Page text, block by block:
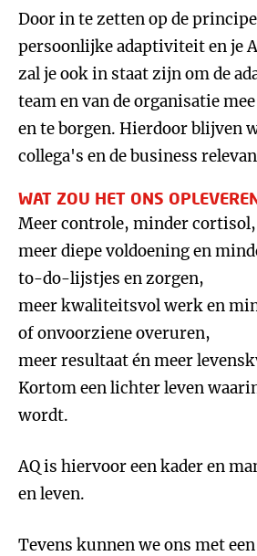
Door in te zetten op de
persoonlijke adaptiviteit en je
zal je ook in staat zijn om de
team en van de organisatie
en te borgen. Hierdoor blijven
collega's en de business
WAT ZOU HET ONS
Meer controle, minder cortisol,
meer diepe voldoening en
to-do-lijstjes en zorgen,
meer kwaliteitsvol werk en
of onvoorziene overuren,
meer resultaat én meer
Kortom een lichter leven
wordt.
AQ is hiervoor een kader en
en leven.
Tevens kunnen we ons met